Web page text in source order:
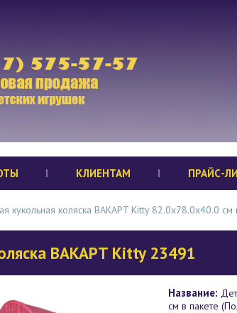
КЛИЕНТАМ ПРАЙС-
кукольная коляска BAKAPT Kitty 82.0х78.0х40.0
BAKAPT Kitty 23491
Название:
см в пакете